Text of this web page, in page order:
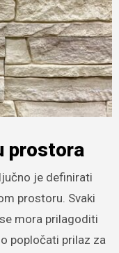
prostora
je definirati
prostoru. Svaki
mora prilagoditi
popločati prilaz za